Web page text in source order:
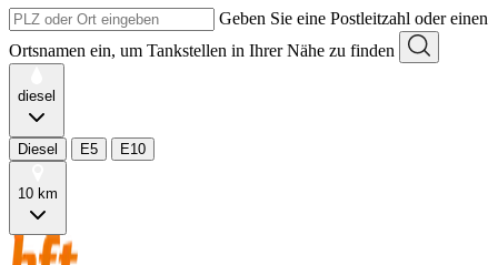
Geben Sie eine Postleitzahl oder einen
Ortsnamen ein, um Tankstellen in Ihrer Nähe zu finden
diesel
Diesel E5 E10
10 km